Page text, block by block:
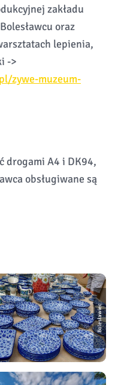
zakładu
oraz
lepienia,
->
zywe-muzeum-
drogami A4 i DK94,
obsługiwane są
Bolesławiec